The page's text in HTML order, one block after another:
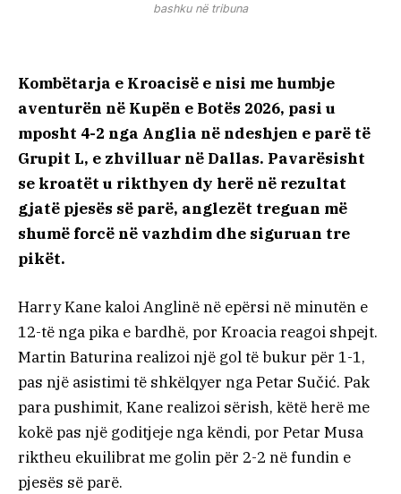
bashku në tribuna
Kombëtarja e Kroacisë e nisi me humbje
aventurën në Kupën e Botës 2026, pasi u
mposht 4-2 nga Anglia në ndeshjen e parë të
Grupit L, e zhvilluar në Dallas. Pavarësisht
se kroatët u rikthyen dy herë në rezultat
gjatë pjesës së parë, anglezët treguan më
shumë forcë në vazhdim dhe siguruan tre
pikët.
Harry Kane kaloi Anglinë në epërsi në minutën e
12-të nga pika e bardhë, por Kroacia reagoi shpejt.
Martin Baturina realizoi një gol të bukur për 1-1,
pas një asistimi të shkëlqyer nga Petar Sučić. Pak
para pushimit, Kane realizoi sërish, këtë herë me
kokë pas një goditjeje nga këndi, por Petar Musa
riktheu ekuilibrat me golin për 2-2 në fundin e
pjesës së parë.